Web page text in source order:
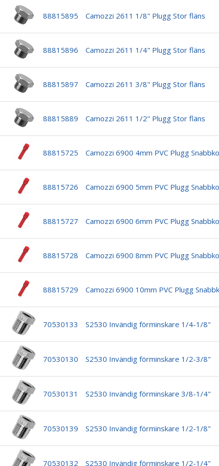
88815895 Camozzi 2611 1/8" Plugg Stor fläns
88815896 Camozzi 2611 1/4" Plugg Stor fläns
88815897 Camozzi 2611 3/8" Plugg Stor fläns
88815889 Camozzi 2611 1/2" Plugg Stor fläns
88815725 Camozzi 6900 4mm PVC Plugg
88815726 Camozzi 6900 5mm PVC Plugg
88815727 Camozzi 6900 6mm PVC Plugg
88815728 Camozzi 6900 8mm PVC Plugg
88815729 Camozzi 6900 10mm PVC Plugg
70530133 S2530 Invändig förminskare 1/4-1/8"
70530130 S2530 Invändig förminskare 1/2-3/8"
70530131 S2530 Invändig förminskare 3/8-1/4"
70530139 S2530 Invändig förminskare 1/2-1/8"
70530132 S2530 Invändig förminskare 1/2-1/4"